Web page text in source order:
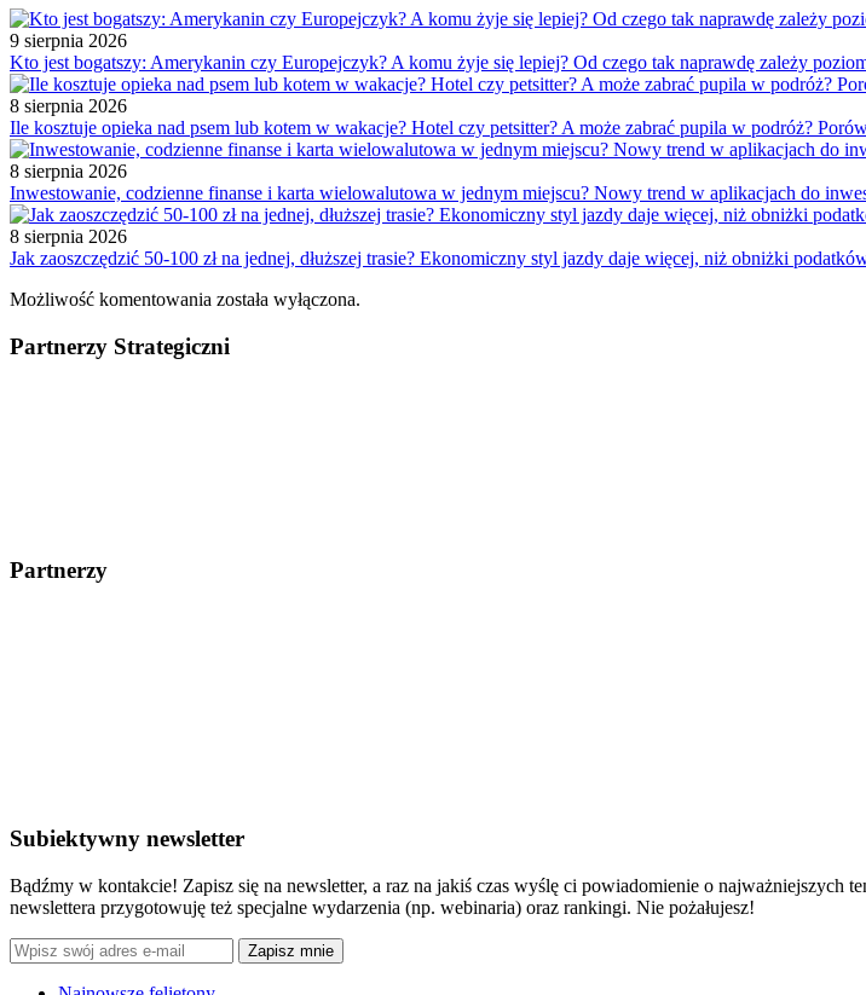
9 sierpnia 2026
Kto jest bogatszy: Amerykanin czy Europejczyk? A komu żyje się lepiej? Od czego tak naprawdę zależy
8 sierpnia 2026
Ile kosztuje opieka nad psem lub kotem w wakacje? Hotel czy petsitter? A może zabrać pupila w podróż?
8 sierpnia 2026
Inwestowanie, codzienne finanse i karta wielowalutowa w jednym miejscu? Nowy trend w aplikacjach do
8 sierpnia 2026
Jak zaoszczędzić 50-100 zł na jednej, dłuższej trasie? Ekonomiczny styl jazdy daje więcej, niż obniżki
Możliwość komentowania została wyłączona.
Partnerzy Strategiczni
Partnerzy
Subiektywny newsletter
Bądźmy w kontakcie! Zapisz się na newsletter, a raz na jakiś czas wyślę ci powiadomienie o najważniejszych
newslettera przygotowuję też specjalne wydarzenia (np. webinaria) oraz rankingi. Nie pożałujesz!
Zapisz mnie